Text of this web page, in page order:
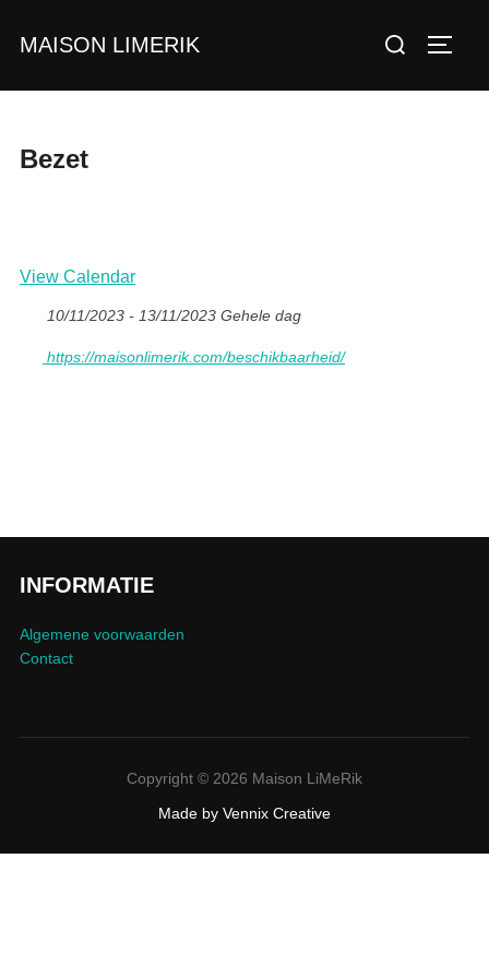
naarMAISON LIMERIK
Zoek
Bezet
View Calendar
10/11/2023 - 13/11/2023 Gehele dag
https://maisonlimerik.com/beschikbaarheid/
INFORMATIE
Algemene voorwaarden
Contact
Copyright © 2026 Maison LiMeRik
Made by Vennix Creative